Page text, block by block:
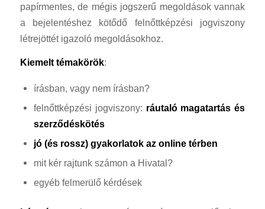
papírmentes, de mégis jogszerű megoldások vannak
a bejelentéshez kötődő felnőttképzési jogviszony
létrejöttét igazoló megoldásokhoz.
Kiemelt témakörök:
írásban, vagy nem írásban?
felnőttképzési jogviszony: ráutaló magatartás és
szerződéskötés
jó (és rossz) gyakorlatok az online térben
mit kér rajtunk számon a Hivatal?
egyéb felmerülő kérdések